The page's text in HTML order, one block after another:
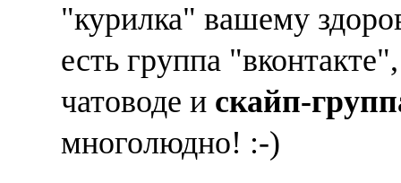
"курилка" вашему
есть группа
чатоводе и скайп-
многолюдно! :-)